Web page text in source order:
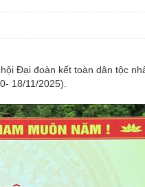
Đại đoàn kết toàn dân tộc
18/11/2025).